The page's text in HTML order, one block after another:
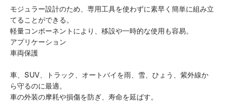
モジュラー設計のため、専用工具を使わずに素早く簡単に組み立
てることができる。
軽量コンポーネントにより、移設や一時的な使用も容易。
アプリケーション
車両保護
車、SUV、トラック、オートバイを雨、雪、ひょう、紫外線か
ら守るのに最適。
車の外装の摩耗や損傷を防ぎ、寿命を延ばす。